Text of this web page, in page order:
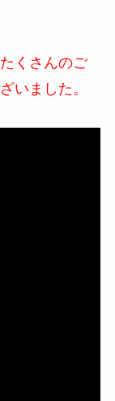
くさんのご
いました。